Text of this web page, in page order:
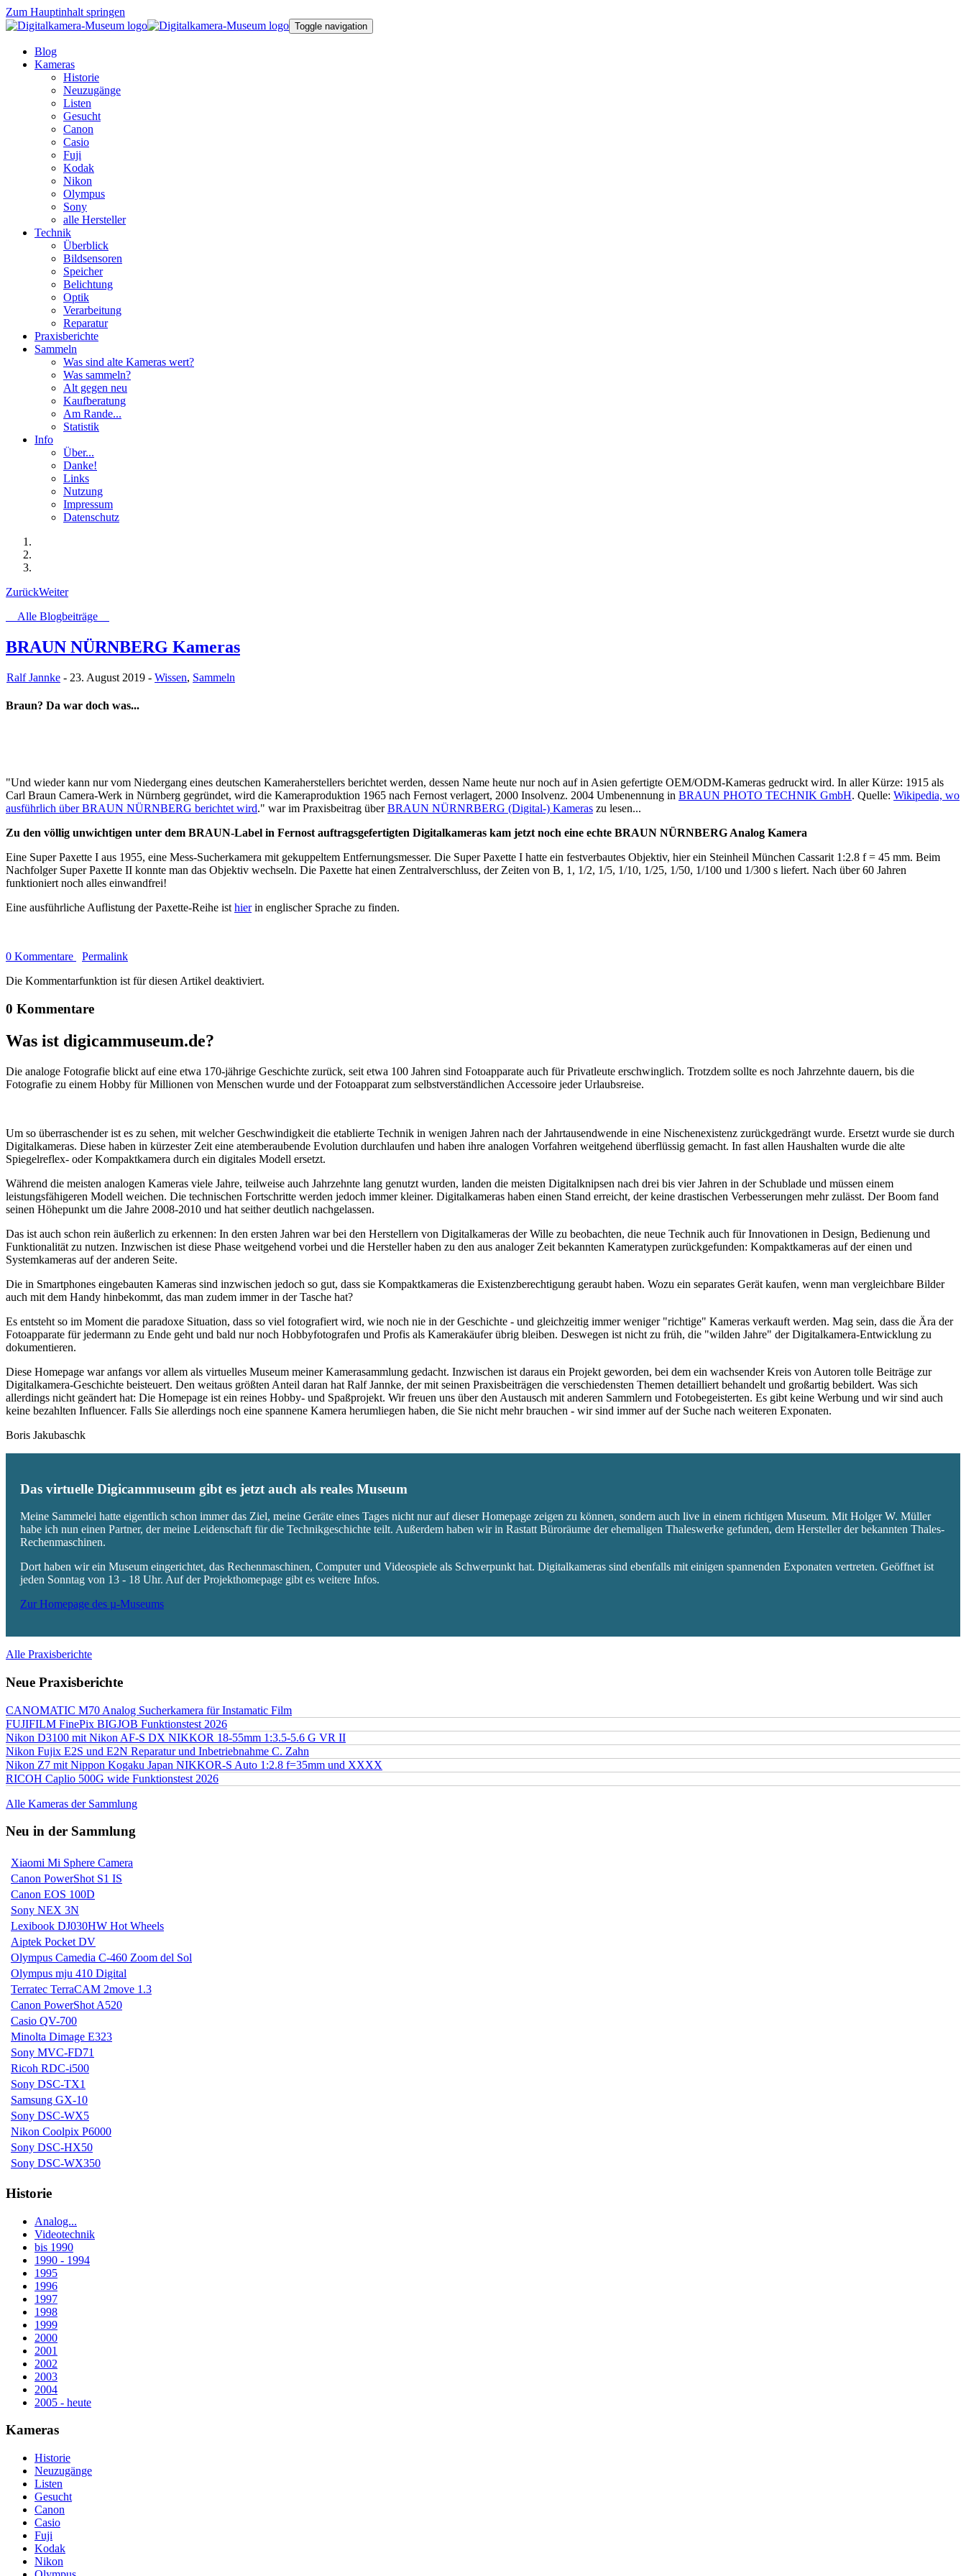
Zum Hauptinhalt springen
Toggle navigation
Blog
Kameras
Historie
Neuzugänge
Listen
Gesucht
Canon
Casio
Fuji
Kodak
Nikon
Olympus
Sony
alle Hersteller
Technik
Überblick
Bildsensoren
Speicher
Belichtung
Optik
Verarbeitung
Reparatur
Praxisberichte
Sammeln
Was sind alte Kameras wert?
Was sammeln?
Alt gegen neu
Kaufberatung
Am Rande...
Statistik
Info
Über...
Danke!
Links
Nutzung
Impressum
Datenschutz
ZurückWeiter
Alle Blogbeiträge
BRAUN NÜRNBERG Kameras
Ralf Jannke - 23. August 2019 - Wissen, Sammeln
Braun? Da war doch was...
"Und wieder kann nur vom Niedergang eines deutschen Kameraherstellers berichtet werden, dessen Name heute nur noch auf in Asien gefertigte OEM/ODM-Kameras gedruckt wird. In aller Kürze: 1915 als
Carl Braun Camera-Werk in Nürnberg gegründet, wird die Kameraproduktion 1965 nach Fernost verlagert, 2000 Insolvenz. 2004 Umbenennung in BRAUN PHOTO TECHNIK GmbH. Quelle: Wikipedia, wo
ausführlich über BRAUN NÜRNBERG berichtet wird." war im Praxisbeitrag überBRAUN NÜRNRBERG (Digital-) Kameras zu lesen...
Zu den völlig unwichtigen unter dem BRAUN-Label in Fernost auftragsgefertigten Digitalkameras kam jetzt noch eine echte BRAUN NÜRNBERG Analog Kamera
Eine Super Paxette I aus 1955, eine Mess-Sucherkamera mit gekuppeltem Entfernungsmesser. Die Super Paxette I hatte ein festverbautes Objektiv, hier ein Steinheil München Cassarit 1:2.8 f = 45 mm. Beim
Nachfolger Super Paxette II konnte man das Objektiv wechseln. Die Paxette hat einen Zentralverschluss, der Zeiten von B, 1, 1/2, 1/5, 1/10, 1/25, 1/50, 1/100 und 1/300 s liefert. Nach über 60 Jahren
funktioniert noch alles einwandfrei!
Eine ausführliche Auflistung der Paxette-Reihe ist hierin englischer Sprache zu finden.
0 Kommentare
Permalink
Die Kommentarfunktion ist für diesen Artikel deaktiviert.
0 Kommentare
Was ist digicammuseum.de?
Die analoge Fotografie blickt auf eine etwa 170-jährige Geschichte zurück, seit etwa 100 Jahren sind Fotoapparate auch für Privatleute erschwinglich. Trotzdem sollte es noch Jahrzehnte dauern, bis die
Fotografie zu einem Hobby für Millionen von Menschen wurde und der Fotoapparat zum selbstverständlichen Accessoire jeder Urlaubsreise.
Um so überraschender ist es zu sehen, mit welcher Geschwindigkeit die etablierte Technik in wenigen Jahren nach der Jahrtausendwende in eine Nischenexistenz zurückgedrängt wurde. Ersetzt wurde sie durch
Digitalkameras. Diese haben in kürzester Zeit eine atemberaubende Evolution durchlaufen und haben ihre analogen Vorfahren weitgehend überflüssig gemacht. In fast allen Haushalten wurde die alte
Spiegelreflex- oder Kompaktkamera durch ein digitales Modell ersetzt.
Während die meisten analogen Kameras viele Jahre, teilweise auch Jahrzehnte lang genutzt wurden, landen die meisten Digitalknipsen nach drei bis vier Jahren in der Schublade und müssen einem
leistungsfähigeren Modell weichen. Die technischen Fortschritte werden jedoch immer kleiner. Digitalkameras haben einen Stand erreicht, der keine drastischen Verbesserungen mehr zulässt. Der Boom fand
seinen Höhepunkt um die Jahre 2008-2010 und hat seither deutlich nachgelassen.
Das ist auch schon rein äußerlich zu erkennen: In den ersten Jahren war bei den Herstellern von Digitalkameras der Wille zu beobachten, die neue Technik auch für Innovationen in Design, Bedienung und
Funktionalität zu nutzen. Inzwischen ist diese Phase weitgehend vorbei und die Hersteller haben zu den aus analoger Zeit bekannten Kameratypen zurückgefunden: Kompaktkameras auf der einen und
Systemkameras auf der anderen Seite.
Die in Smartphones eingebauten Kameras sind inzwischen jedoch so gut, dass sie Kompaktkameras die Existenzberechtigung geraubt haben. Wozu ein separates Gerät kaufen, wenn man vergleichbare Bilder
auch mit dem Handy hinbekommt, das man zudem immer in der Tasche hat?
Es entsteht so im Moment die paradoxe Situation, dass so viel fotografiert wird, wie noch nie in der Geschichte - und gleichzeitig immer weniger "richtige" Kameras verkauft werden. Mag sein, dass die Ära der
Fotoapparate für jedermann zu Ende geht und bald nur noch Hobbyfotografen und Profis als Kamerakäufer übrig bleiben. Deswegen ist nicht zu früh, die "wilden Jahre" der Digitalkamera-Entwicklung zu
dokumentieren.
Diese Homepage war anfangs vor allem als virtuelles Museum meiner Kamerasammlung gedacht. Inzwischen ist daraus ein Projekt geworden, bei dem ein wachsender Kreis von Autoren tolle Beiträge zur
Digitalkamera-Geschichte beisteuert. Den weitaus größten Anteil daran hat Ralf Jannke, der mit seinen Praxisbeiträgen die verschiedensten Themen detailliert behandelt und großartig bebildert. Was sich
allerdings nicht geändert hat: Die Homepage ist ein reines Hobby- und Spaßprojekt. Wir freuen uns über den Austausch mit anderen Sammlern und Fotobegeisterten. Es gibt keine Werbung und wir sind auch
keine bezahlten Influencer. Falls Sie allerdings noch eine spannene Kamera herumliegen haben, die Sie nicht mehr brauchen - wir sind immer auf der Suche nach weiteren Exponaten.
Boris Jakubaschk
Das virtuelle Digicammuseum gibt es jetzt auch als reales Museum
Meine Sammelei hatte eigentlich schon immer das Ziel, meine Geräte eines Tages nicht nur auf dieser Homepage zeigen zu können, sondern auch live in einem richtigen Museum. Mit Holger W. Müller
habe ich nun einen Partner, der meine Leidenschaft für die Technikgeschichte teilt. Außerdem haben wir in Rastatt Büroräume der ehemaligen Thaleswerke gefunden, dem Hersteller der bekannten Thales-
Rechenmaschinen.
Dort haben wir ein Museum eingerichtet, das Rechenmaschinen, Computer und Videospiele als Schwerpunkt hat. Digitalkameras sind ebenfalls mit einigen spannenden Exponaten vertreten. Geöffnet ist
jeden Sonntag von 13 - 18 Uhr. Auf der Projekthomepage gibt es weitere Infos.
Zur Homepage des µ-Museums
Alle Praxisberichte
Neue Praxisberichte
CANOMATIC M70 Analog Sucherkamera für Instamatic Film
FUJIFILM FinePix BIGJOB Funktionstest 2026
Nikon D3100 mit Nikon AF-S DX NIKKOR 18-55mm 1:3.5-5.6 G VR II
Nikon Fujix E2S und E2N Reparatur und Inbetriebnahme C. Zahn
Nikon Z7 mit Nippon Kogaku Japan NIKKOR-S Auto 1:2.8 f=35mm und XXXX
RICOH Caplio 500G wide Funktionstest 2026
Alle Kameras der Sammlung
Neu in der Sammlung
Xiaomi Mi Sphere Camera
Canon PowerShot S1 IS
Canon EOS 100D
Sony NEX 3N
Lexibook DJ030HW Hot Wheels
Aiptek Pocket DV
Olympus Camedia C-460 Zoom del Sol
Olympus mju 410 Digital
Terratec TerraCAM 2move 1.3
Canon PowerShot A520
Casio QV-700
Minolta Dimage E323
Sony MVC-FD71
Ricoh RDC-i500
Sony DSC-TX1
Samsung GX-10
Sony DSC-WX5
Nikon Coolpix P6000
Sony DSC-HX50
Sony DSC-WX350
Historie
Analog...
Videotechnik
bis 1990
1990 - 1994
1995
1996
1997
1998
1999
2000
2001
2002
2003
2004
2005 - heute
Kameras
Historie
Neuzugänge
Listen
Gesucht
Canon
Casio
Fuji
Kodak
Nikon